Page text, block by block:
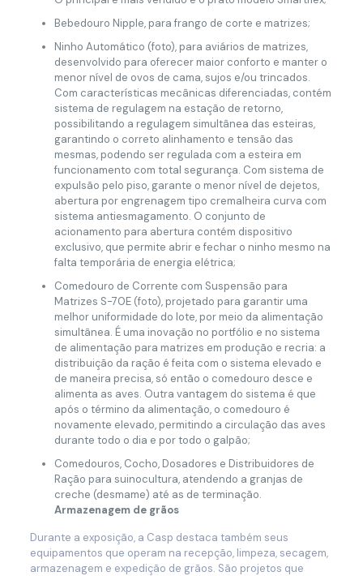
Bebedouro Nipple, para frango de corte e matrizes;
Ninho Automático (foto), para aviários de matrizes,
desenvolvido para oferecer maior conforto e manter o
menor nível de ovos de cama, sujos e/ou trincados.
Com características mecânicas diferenciadas, contém
sistema de regulagem na estação de retorno,
possibilitando a regulagem simultânea das esteiras,
garantindo o correto alinhamento e tensão das
mesmas, podendo ser regulada com a esteira em
funcionamento com total segurança. Com sistema de
expulsão pelo piso, garante o menor nível de dejetos,
abertura por engrenagem tipo cremalheira curva com
sistema antiesmagamento. O conjunto de
acionamento para abertura contém dispositivo
exclusivo, que permite abrir e fechar o ninho mesmo na
falta temporária de energia elétrica;
Comedouro de Corrente com Suspensão para
Matrizes S-70E (foto), projetado para garantir uma
melhor uniformidade do lote, por meio da alimentação
simultânea. É uma inovação no portfólio e no sistema
de alimentação para matrizes em produção e recria: a
distribuição da ração é feita com o sistema elevado e
de maneira precisa, só então o comedouro desce e
alimenta as aves. Outra vantagem do sistema é que
após o término da alimentação, o comedouro é
novamente elevado, permitindo a circulação das aves
durante todo o dia e por todo o galpão;
Comedouros, Cocho, Dosadores e Distribuidores de
Ração para suinocultura, atendendo a granjas de
creche (desmame) até as de terminação.
Armazenagem de grãos
Durante a exposição, a Casp destaca também seus
equipamentos que operam na recepção, limpeza, secagem,
armazenagem e expedição de grãos. São projetos que